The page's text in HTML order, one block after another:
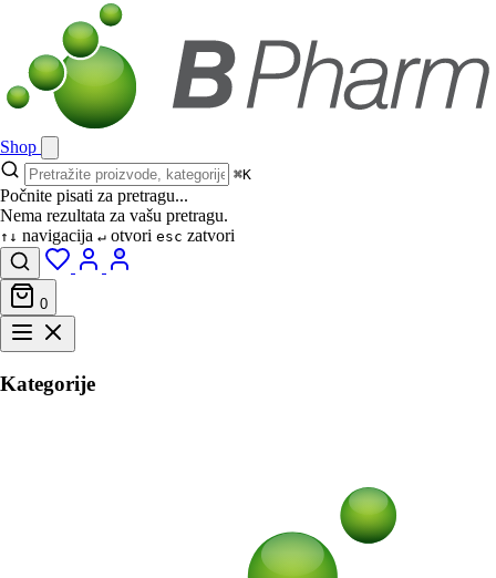
Shop
⌘K
Počnite pisati za pretragu...
Nema rezultata za vašu pretragu.
↑↓ navigacija ↵ otvori esc zatvori
0
Kategorije